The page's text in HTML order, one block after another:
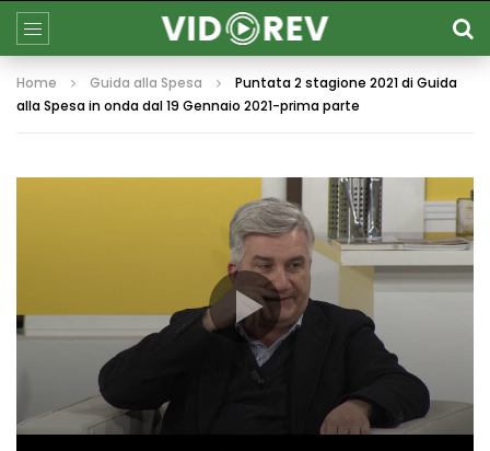
Home Guida alla Spesa
Puntata 2 stagione 2021 di Guida
alla Spesa in onda dal 19 Gennaio 2021-prima parte